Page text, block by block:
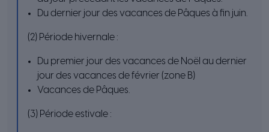
Du dernier jour des vacances de Pâques à fin juin.
(2) Période hivernale :
Du premier jour des vacances de Noël au dernier
jour des vacances de février (zone B)
Vacances de Pâques.
(3) Période estivale :